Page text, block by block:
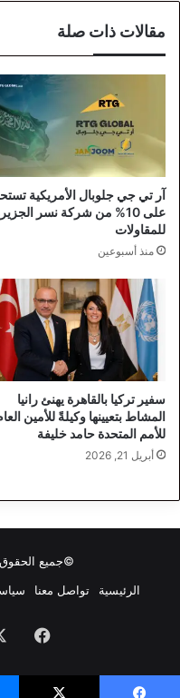
مقالات ذات صلة
آر تي جي جلوبال الأمريكية
على 10% من شركة نسر
للمقاولات
منذ أسبوعين
سفير تركيا بالقاهرة يهنئ رانيا
المشاط بتعيينها وكيلةً للأمين
للأمم المتحدة حامد خليفة
أبريل 21, 2026
©جميع
الرئيسية
تواصل معنا